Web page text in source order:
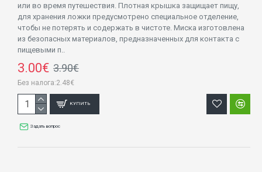
или во время путешествия. Плотная крышка защищает пищу,
для хранения ложки предусмотрено специальное отделение,
чтобы не потерять и содержать в чистоте. Миска изготовлена
из безопасных материалов, предназначенных для контакта с
пищевыми п..
3.00€ 3.90€
Без налога:2.48€
КУПИТЬ
Задать вопрос